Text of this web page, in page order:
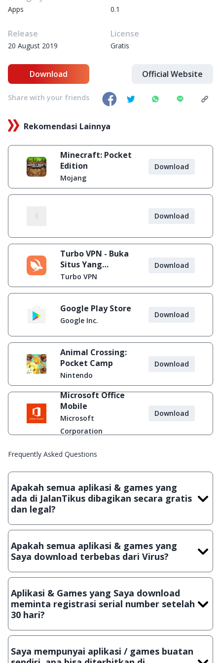
Apps 0.1
Release
20 August 2019
License
Gratis
Download Official Website
Share with your friends
Rekomendasi Lainnya
Minecraft: Pocket
Edition
Mojang
Download
Download
Turbo VPN - Buka
Situs Yang
Diblokir
Turbo VPN
Download
Google Play Store
Google Inc.
Download
Animal Crossing:
Pocket Camp
Nintendo
Download
Microsoft Office
Mobile
Microsoft
Corporation
Download
Frequently Asked Questions
Apakah semua aplikasi & games yang
ada di JalanTikus dibagikan secara gratis
dan legal?
Ya, JalanTikus hanya membagikan aplikasi & games yang
crack, patch atau semacamnya.
Apakah semua aplikasi & games yang
Saya download terbebas dari Virus?
Ya, JalanTikus selalu melakukan scanning dengan 3 jenis
suatu aplikasi atau games, sehingga bisa dijamin 100%
terbebas dari virus.
Aplikasi & Games yang Saya download
meminta registrasi serial number setelah
30 hari?
Meskipun dibagikan secara gratis, namun ada beberapa
hanya bisa digunakan dalam jangka waktu tertentu dan jika
Saya mempunyai aplikasi / games buatan